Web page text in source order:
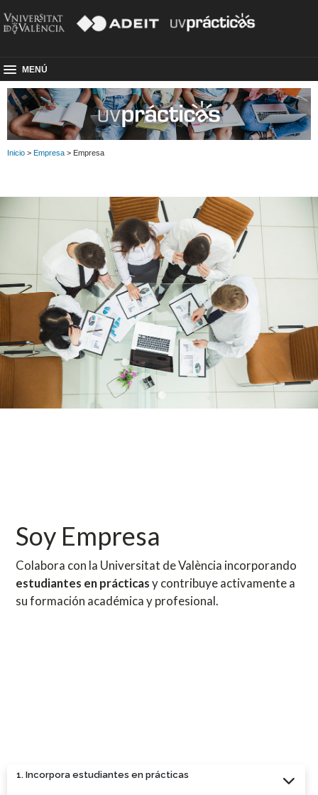
MENÚ
Inicio > Empresa > Empresa
Soy Empresa
Colabora con la Universitat de València incorporando
estudiantes en prácticasy contribuye activamente a
su formación académica y profesional.
1. Incorpora estudiantes en prácticas